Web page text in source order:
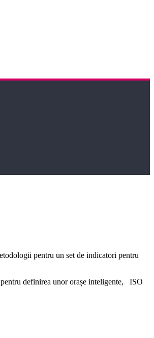
pentru un set de indicatori pentru
pentru definirea unor orașe inteligente, ISO